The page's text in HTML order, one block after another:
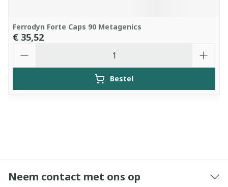
Ferrodyn Forte Caps 90 Metagenics
€ 35,52
Bestel
Neem contact met ons op